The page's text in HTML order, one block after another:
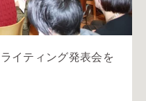
イティング発表会を